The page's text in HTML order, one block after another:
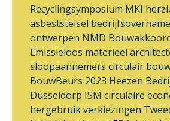
Recyclingsymposium MKI
asbeststelsel bedrijfsovername
ontwerpen NMD
Emissieloos materieel
sloopaannemers circulair
BouwBeurs 2023 Heezen
Dusseldorp ISM circulaire
hergebruikverkiezingen